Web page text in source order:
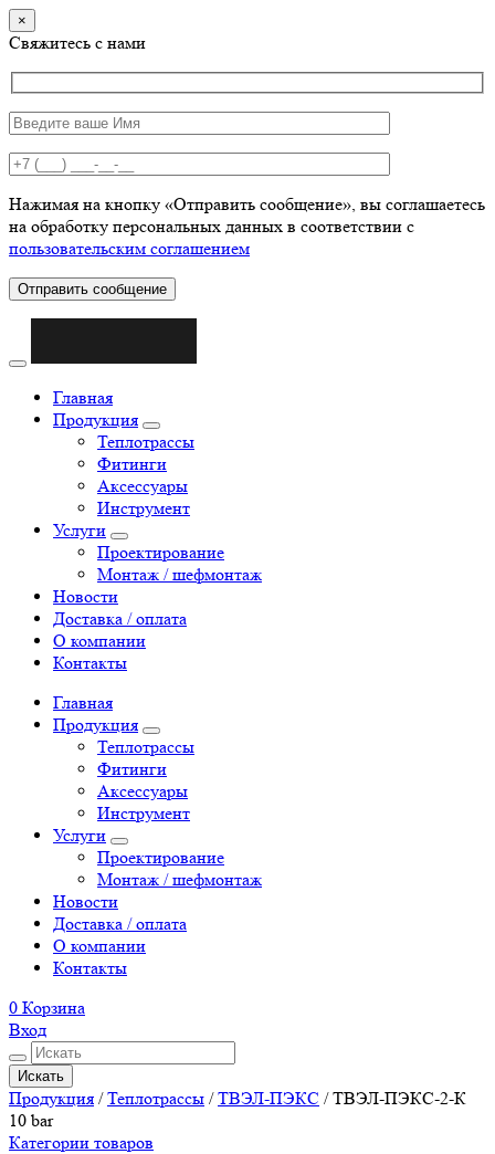
×
Свяжитесь с нами
Нажимая на кнопку «Отправить сообщение», вы соглашаетесь
на обработку персональных данных в соответствии с
пользовательским соглашением
Отправить сообщение
Главная
Продукция
Теплотрассы
Фитинги
Аксессуары
Инструмент
Услуги
Проектирование
Монтаж / шефмонтаж
Новости
Доставка / оплата
О компании
Контакты
Главная
Продукция
Теплотрассы
Фитинги
Аксессуары
Инструмент
Услуги
Проектирование
Монтаж / шефмонтаж
Новости
Доставка / оплата
О компании
Контакты
0 Корзина
Вход
Искать
Продукция /Теплотрассы /ТВЭЛ-ПЭКС /ТВЭЛ-ПЭКС-2-К
10 bar
Категории товаров